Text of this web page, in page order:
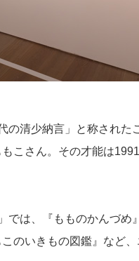
の清少納言」と称された
こさん。その才能は
では、『もものかんづめ
のいきもの図鑑』など